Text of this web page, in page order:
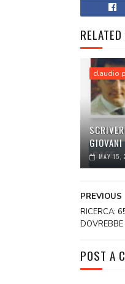
claudio
GIOVANI
MAY 15,
PREVIOUS
RICERCA:
DOVREBBE
POST A